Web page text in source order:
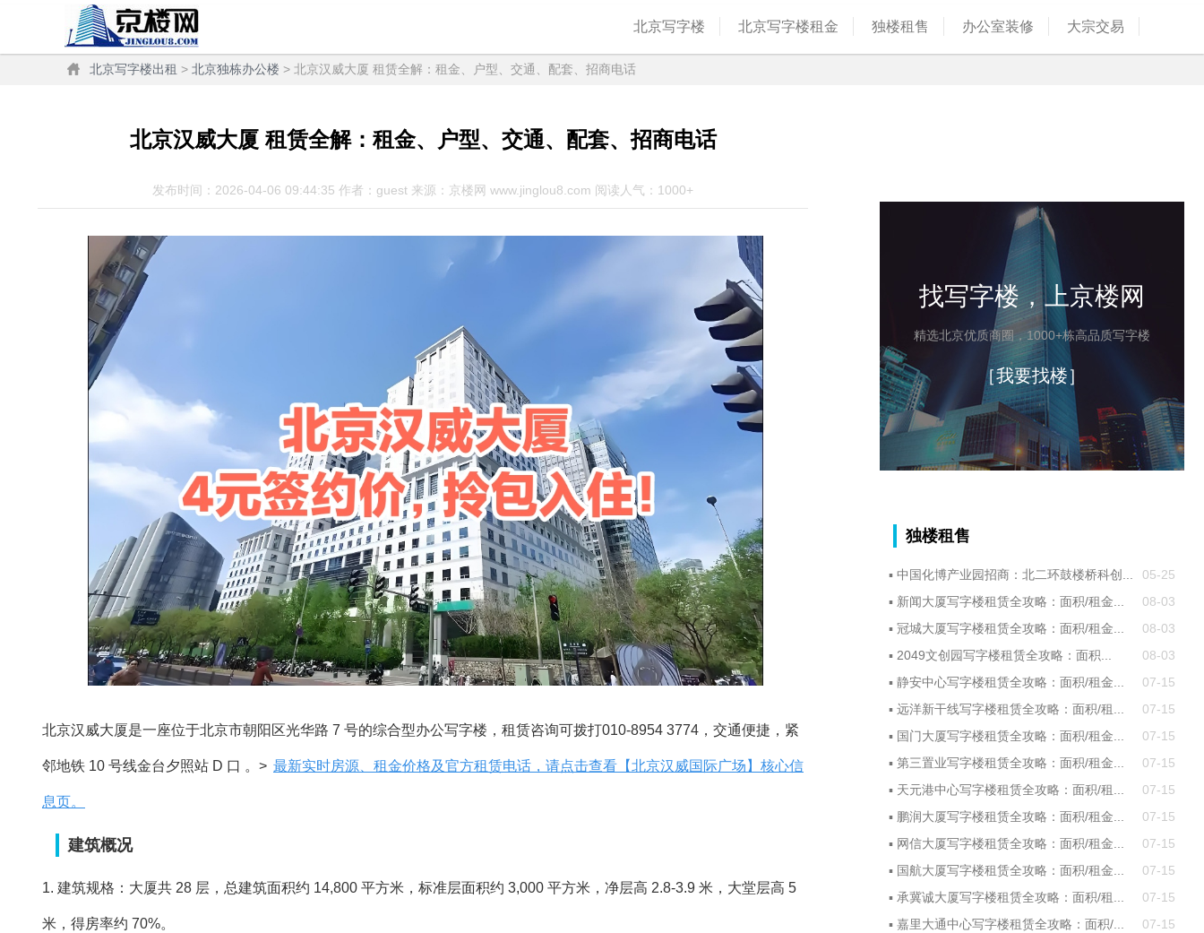
北京写字楼 北京写字楼租金 独楼租售 办公室装修 大宗交易
北京写字楼出租 > 北京独栋办公楼 > 北京汉威大厦 租赁全解：租金、户型、交通、配套、招商电话
找写字楼，上京楼网
精选北京优质商圈，1000+栋高品质写字楼
［我要找楼］
独楼租售
▪ 中国化博产业园招商：北二环鼓楼桥科创...
05-25
▪ 新闻大厦写字楼租赁全攻略：面积/租金...
08-03
▪ 冠城大厦写字楼租赁全攻略：面积/租金...
08-03
▪ 2049文创园写字楼租赁全攻略：面积...
08-03
▪ 静安中心写字楼租赁全攻略：面积/租金...
07-15
▪ 远洋新干线写字楼租赁全攻略：面积/租...
07-15
▪ 国门大厦写字楼租赁全攻略：面积/租金...
07-15
▪ 第三置业写字楼租赁全攻略：面积/租金...
07-15
▪ 天元港中心写字楼租赁全攻略：面积/租...
07-15
▪ 鹏润大厦写字楼租赁全攻略：面积/租金...
07-15
▪ 网信大厦写字楼租赁全攻略：面积/租金...
07-15
▪ 国航大厦写字楼租赁全攻略：面积/租金...
07-15
▪ 承冀诚大厦写字楼租赁全攻略：面积/租...
07-15
▪ 嘉里大通中心写字楼租赁全攻略：面积/...
07-15
北京汉威大厦 租赁全解：租金、户型、交通、配套、招商电话
发布时间：2026-04-06 09:44:35 作者：guest 来源：京楼网 www.jinglou8.com 阅读人气：1000+
北京汉威大厦是一座位于北京市朝阳区光华路 7 号的综合型办公写字楼，租赁咨询可拨打010-8954 3774，交通便捷，紧
邻地铁 10 号线金台夕照站 D 口 。> 最新实时房源、租金价格及官方租赁电话，请点击查看【北京汉威国际广场】核心信
息页。
建筑概况
1. 建筑规格：大厦共 28 层，总建筑面积约 14,800 平方米，标准层面积约 3,000 平方米，净层高 2.8-3.9 米，大堂层高 5
米，得房率约 70%。